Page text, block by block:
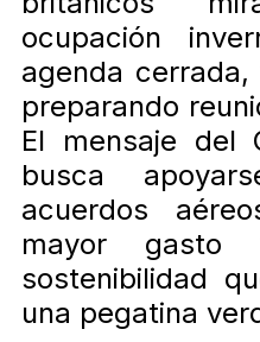
ocupación
agenda
preparando
El mensaje del
busca
acuerdos
mayor
sostenibilidad
una pegatina